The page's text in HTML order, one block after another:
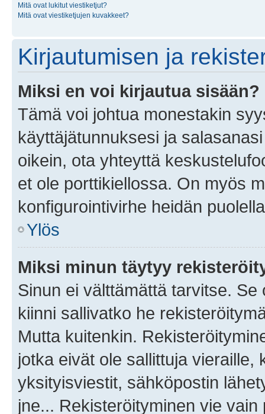
Mitä ovat lukitut viestiketjut?
Mitä ovat viestiketjujen kuvakkeet?
Kirjautumisen ja
Miksi en voi kirjautua sisään?
Tämä voi johtua monestakin
käyttäjätunnuksesi ja
oikein, ota yhteyttä
et ole porttikiellossa. On myös
konfigurointivirhe heidän
Ylös
Miksi minun täytyy
Sinun ei välttämättä tarvitse.
kiinni sallivatko he
Mutta kuitenkin.
jotka eivät ole sallittuja vieraille,
yksityisviestit, sähköpostin
jne... Rekisteröityminen vie